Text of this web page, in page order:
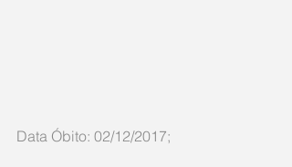
Data Óbito: 02/12/2017;